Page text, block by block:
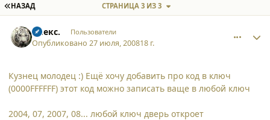
ПЕРВАЯ СТРАНИЦА
НАЗАД СТРАНИЦА 3 ИЗ 3
Алекс. Пользователи
Опубликовано27 июля, 200818 г.
Кузнец молодец :) Ещё хочу добавить про код в ключ
(0000FFFFFF) этот код можно записать ваще в любой ключ
2004, 07, 2007, 08... любой ключ дверь откроет